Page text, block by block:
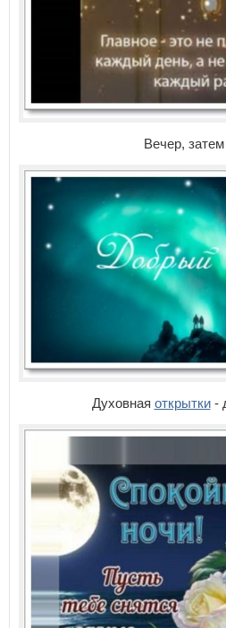
Вечер,
Духовная открытки-